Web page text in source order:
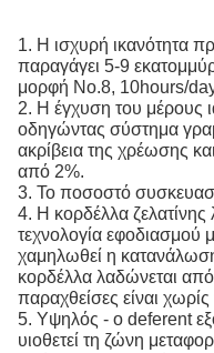
1. Η ισχυρή ικανότητα
παραγάγει 5-9
μορφή No.8, 10hours/
2. Η έγχυση του μέρους
οδηγώντας σύστημα
ακρίβεια της χρέωσης
από 2%.
3. Το ποσοστό
4. Η κορδέλλα
τεχνολογία εφοδιασμού
χαμηλωθεί η
κορδέλλα λαδώνεται από
παραχθείσες είναι
5. Υψηλός - ο deferent
υιοθετεί τη ζώνη